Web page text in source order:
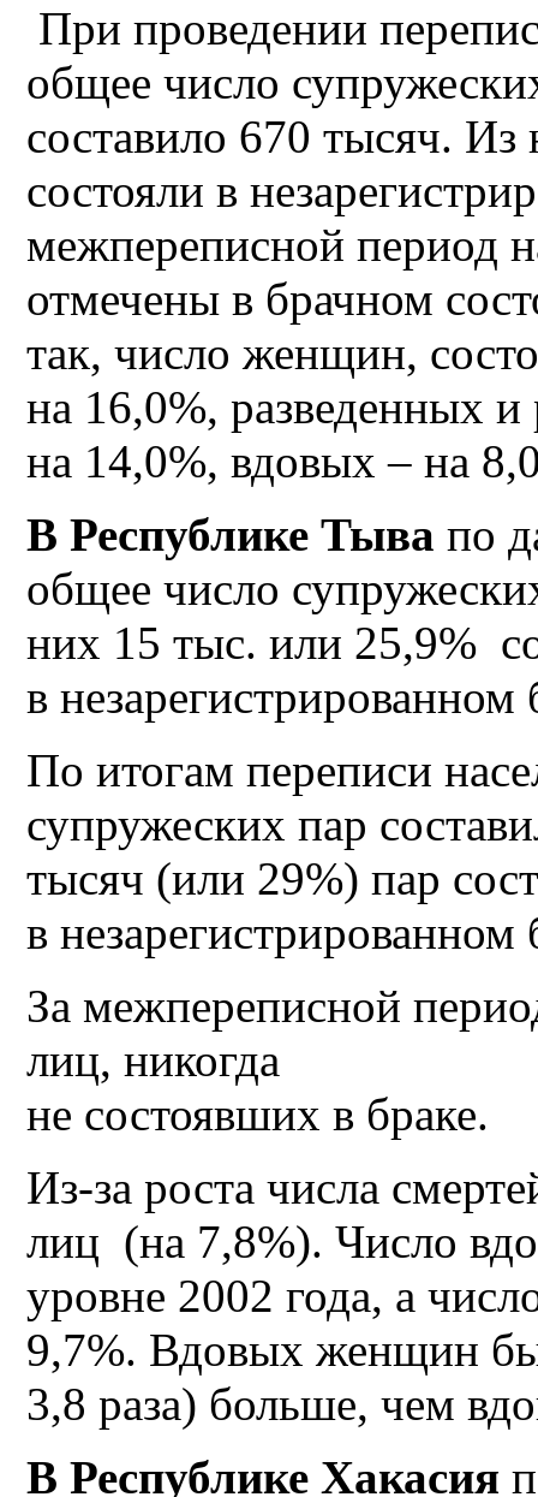
При проведении
общее число
составило 670 тысяч.
состояли в
межпереписной период
отмечены в брачном
так, число женщин,
на 16,0%, разведенных
на 14,0%, вдовых – на
В Республике Тыва по
общее число
них 15 тыс. или 25,9%
в незарегистрированном
По итогам переписи
супружеских пар
тысяч (или 29%) пар
в незарегистрированном
За межпереписной
лиц, никогда
не состоявших в браке.
Из-за роста числа
лиц (на 7,8%). Число
уровне 2002 года, а
9,7%. Вдовых женщин
3,8 раза) больше, чем
В Республике Хакасия